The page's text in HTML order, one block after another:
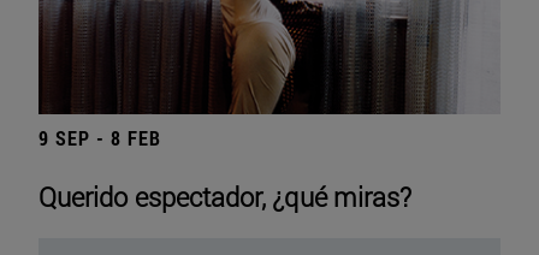
9 SEP - 8 FEB
Querido espectador, ¿qué miras?